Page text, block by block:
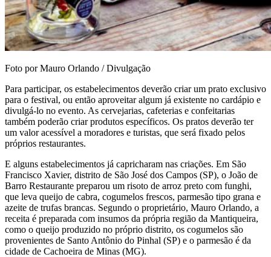
Foto por Mauro Orlando / Divulgação
Para participar, os estabelecimentos deverão criar um prato exclusivo
para o festival, ou então aproveitar algum já existente no cardápio e
divulgá-lo no evento. As cervejarias, cafeterias e confeitarias
também poderão criar produtos específicos. Os pratos deverão ter
um valor acessível a moradores e turistas, que será fixado pelos
próprios restaurantes.
E alguns estabelecimentos já capricharam nas criações. Em São
Francisco Xavier, distrito de São José dos Campos (SP), o João de
Barro Restaurante preparou um risoto de arroz preto com funghi,
que leva queijo de cabra, cogumelos frescos, parmesão tipo grana e
azeite de trufas brancas. Segundo o proprietário, Mauro Orlando, a
receita é preparada com insumos da própria região da Mantiqueira,
como o queijo produzido no próprio distrito, os cogumelos são
provenientes de Santo Antônio do Pinhal (SP) e o parmesão é da
cidade de Cachoeira de Minas (MG).